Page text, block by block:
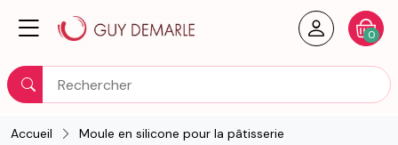
Rechercher
Créer
0
Accueil Moule en silicone pour la pâtisserie